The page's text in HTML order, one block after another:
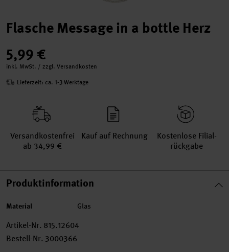
Flasche Message in a bottle Herz
5,99 €
inkl. MwSt. / zzgl. Versandkosten
Lieferzeit: ca. 1-3 Werktage
Versand­kosten­frei
ab 34,99 €
Kauf auf Rechnung
Kosten­lose Filial­
rückgabe
Produktinformation
Material Glas
Artikel-Nr. 815.12604
Bestell-Nr. 3000366